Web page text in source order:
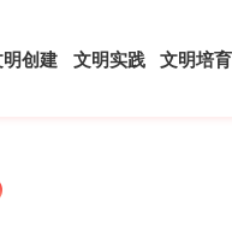
创建 文明实践 文明培育